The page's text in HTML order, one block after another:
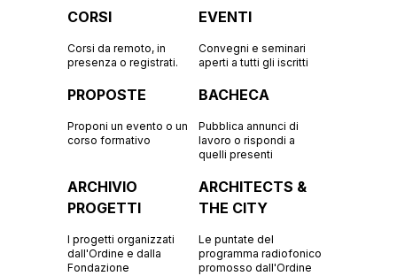
CORSI
Corsi da remoto, in
presenza o registrati.
EVENTI
Convegni e seminari
aperti a tutti gli iscritti
PROPOSTE
Proponi un evento o un
corso formativo
BACHECA
Pubblica annunci di
lavoro o rispondi a
quelli presenti
ARCHIVIO
PROGETTI
I progetti organizzati
dall'Ordine e dalla
Fondazione
ARCHITECTS &
THE CITY
Le puntate del
programma radiofonico
promosso dall'Ordine